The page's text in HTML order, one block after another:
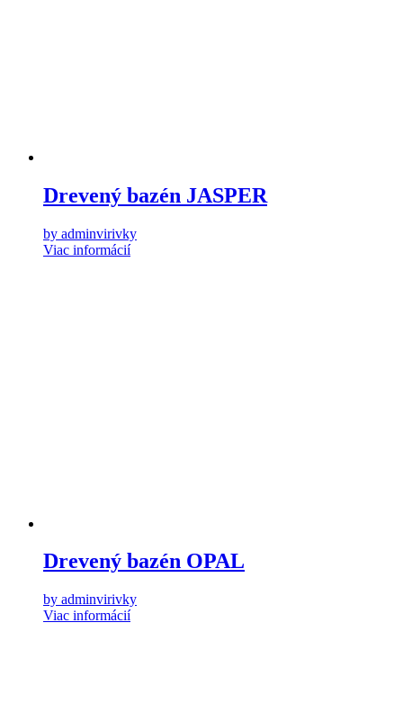
Drevený bazén JASPER
by adminvirivky
Viac informácií
Drevený bazén OPAL
by adminvirivky
Viac informácií